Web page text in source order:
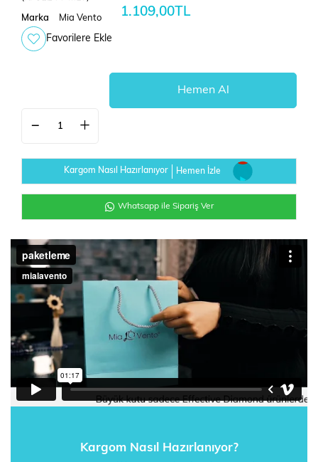
Marka Mia Vento 1.109,00TL
Favorilere Ekle
Kargom Nasıl Hazırlanıyor Hemen İzle
Whatsapp ile Sipariş Ver
Kargom Nasıl Hazırlanıyor?